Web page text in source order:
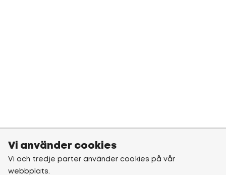
Vi använder cookies
Vi och tredje parter använder cookies på vår
webbplats.